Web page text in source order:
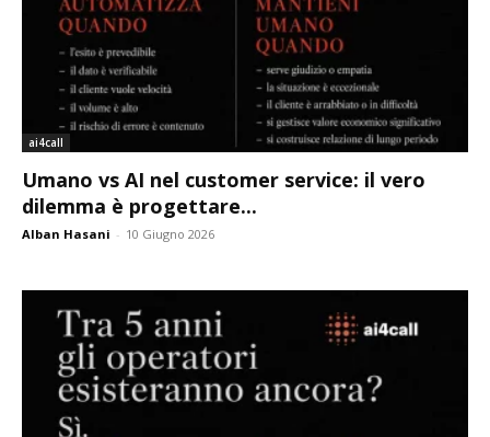
ai4call
Umano vs AI nel customer service: il vero
dilemma è progettare...
Alban Hasani - 10 Giugno 2026